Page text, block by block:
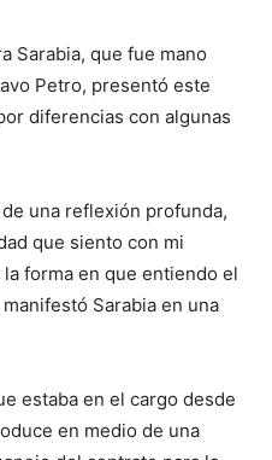
Sarabia, que fue mano
Petro, presentó este
diferencias con algunas
una reflexión profunda,
que siento con mi
forma en que entiendo el
Sarabia en una
estaba en el cargo desde
en medio de una